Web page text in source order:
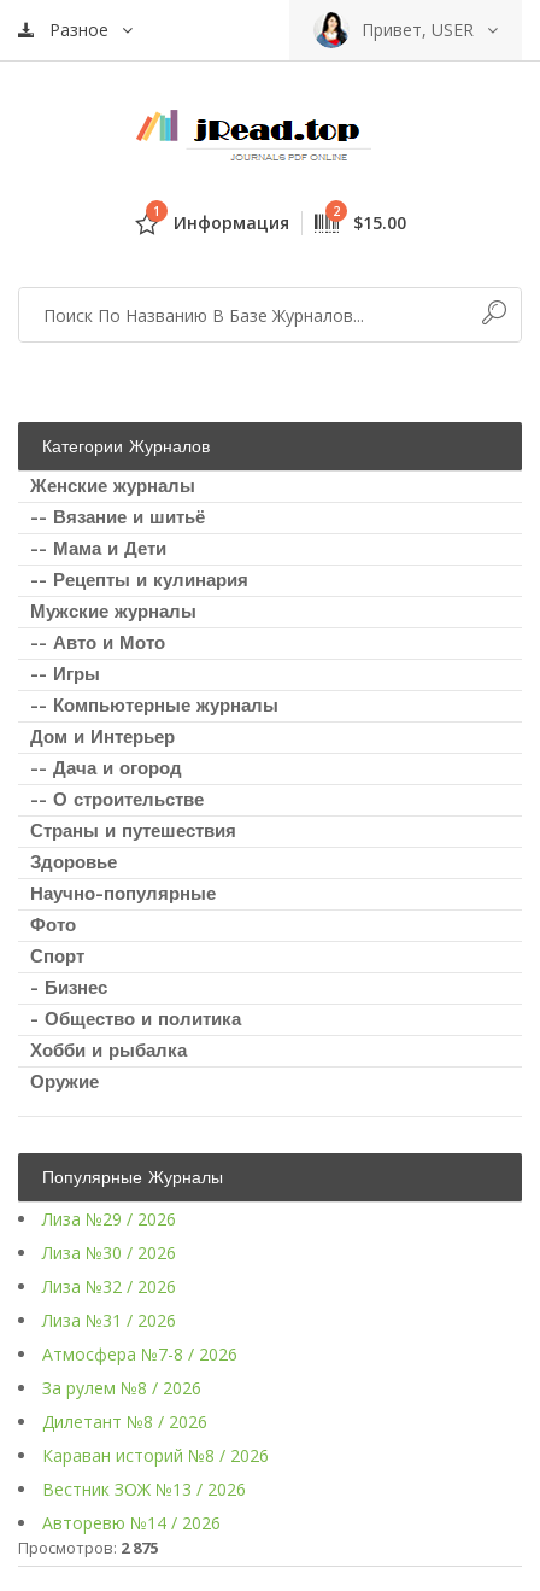
Разное Привет, USER
1 Информация 2 $15.00
Категории Журналов
Женские журналы
-- Вязание и шитьё
-- Мама и Дети
-- Рецепты и кулинария
Мужские журналы
-- Авто и Мото
-- Игры
-- Компьютерные журналы
Дом и Интерьер
-- Дача и огород
-- О строительстве
Страны и путешествия
Здоровье
Научно-популярные
Фото
Спорт
- Бизнес
- Общество и политика
Хобби и рыбалка
Оружие
Популярные Журналы
Лиза №29 / 2026
Лиза №30 / 2026
Лиза №32 / 2026
Лиза №31 / 2026
Атмосфера №7-8 / 2026
За рулем №8 / 2026
Дилетант №8 / 2026
Караван историй №8 / 2026
Вестник ЗОЖ №13 / 2026
Авторевю №14 / 2026
Просмотров: 2 875